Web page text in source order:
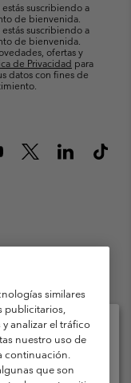
suscribiendo a
de bienvenida.
suscribiendo a
de bienvenida.
ofertas y
de Privacidad para
datos con fines de
Usuarios
similares
publicitarios,
analizar el tráfico
nuestro uso de
continuación.
que son
envío